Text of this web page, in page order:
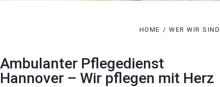
HOME WER WIR SIND
Ambulanter Pflegedienst
Hannover – Wir pflegen mit Herz